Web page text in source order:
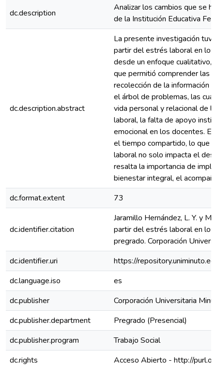
dc.description
Analizar los cambios que se
de la Institución Educativa Fe
dc.description.abstract
La presente investigación
partir del estrés laboral en
desde un enfoque cualitativo,
que permitió comprender las
recolección de la información
el árbol de problemas, las
vida personal y relacional de
laboral, la falta de apoyo
emocional en los docentes.
el tiempo compartido, lo que
laboral no solo impacta el
resalta la importancia de
bienestar integral, el
dc.format.extent
73
dc.identifier.citation
Jaramillo Hernández, L. Y. y
partir del estrés laboral en
pregrado. Corporación
dc.identifier.uri
https://
dc.language.iso
es
dc.publisher
Corporación Universitaria
dc.publisher.department
Pregrado (Presencial)
dc.publisher.program
Trabajo Social
dc.rights
Acceso Abierto - http://